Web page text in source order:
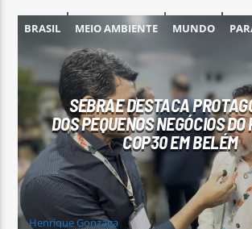
BRASIL MEIO AMBIENTE MUNDO
PARAUAPEBAS
SEBRAE DESTACA
DOS PEQUENOS NEGÓCIOS
COP30 EM BELÉM
Henrique Gonzaga